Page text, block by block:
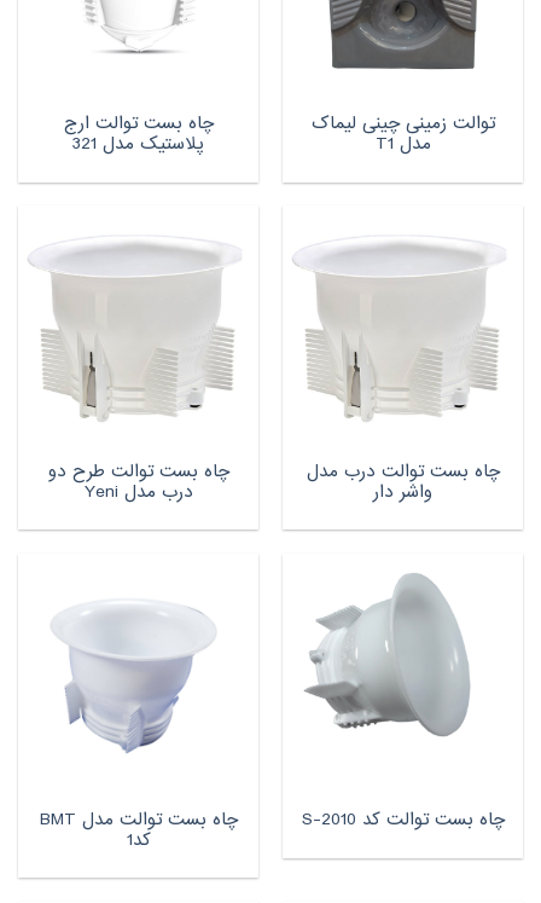
توالت زمینی چینی لیماک
مدل T1
چاه بست توالت ارج
پلاستیک مدل 321
چاه بست توالت درب مدل
واشر دار
چاه بست توالت طرح دو
درب مدل Yeni
چاه بست توالت کد S-2010 چاه بست توالت مدل BMT
کد1